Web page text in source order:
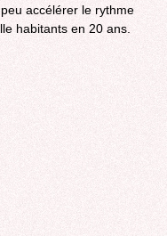
accélérer le rythme
habitants en 20 ans.